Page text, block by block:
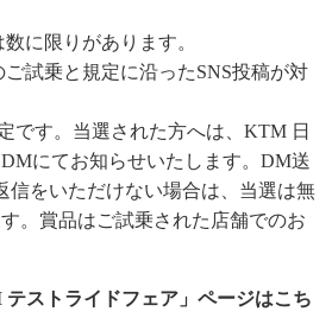
に限りがあります。
試乗と規定に沿ったSNS投稿が対
です。当選された方へは、KTM 日
にてお知らせいたします。DM送
信をいただけない場合は、当選は無
。賞品はご試乗された店舗でのお
ストライドフェア」ページはこち